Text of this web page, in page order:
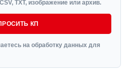
TXT, изображение или архив.
КП
на обработку данных для